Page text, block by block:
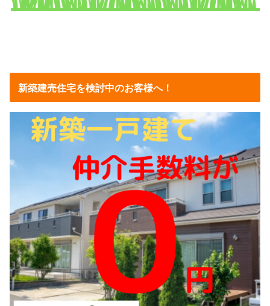
新築建売住宅を検討中のお客様へ！